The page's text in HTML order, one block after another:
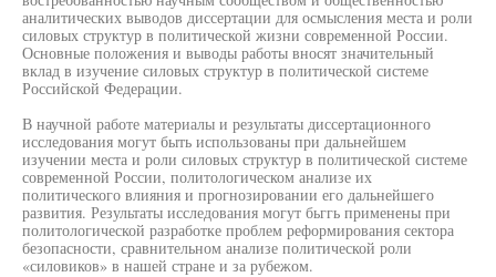
аналитических выводов диссертации для осмысления места и роли
силовых структур в политической жизни современной России.
Основные положения и выводы работы вносят значительный
вклад в изучение силовых структур в политической системе
Российской Федерации.
В научной работе материалы и результаты диссертационного
исследования могут быть использованы при дальнейшем
изучении места и роли силовых структур в политической системе
современной России, политологическом анализе их
политического влияния и прогнозировании его дальнейшего
развития. Результаты исследования могут бьггь применены при
политологической разработке проблем реформирования сектора
безопасности, сравнительном анализе политической роли
«силовиков» в нашей стране и за рубежом.